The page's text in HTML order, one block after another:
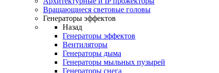
Вращающиеся световые головы
Генераторы эффектов
Назад
Генераторы эффектов
Вентиляторы
Генераторы дыма
Генераторы мыльных пузырей
Генераторы снега